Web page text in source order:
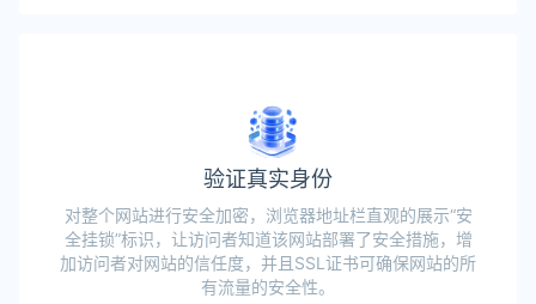
验证真实身份
对整个网站进行安全加密，浏览器地址栏直观的展示“安
全挂锁”标识，让访问者知道该网站部署了安全措施，增
加访问者对网站的信任度，并且SSL证书可确保网站的所
有流量的安全性。